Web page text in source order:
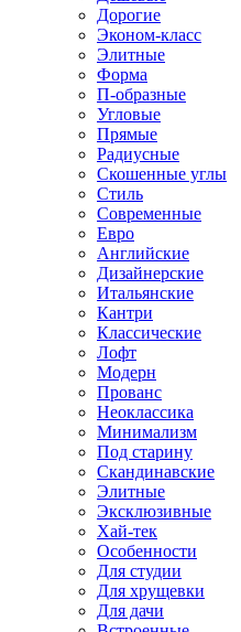
Дорогие
Эконом-класс
Элитные
Форма
П-образные
Угловые
Прямые
Радиусные
Скошенные углы
Стиль
Современные
Евро
Английские
Дизайнерские
Итальянские
Кантри
Классические
Лофт
Модерн
Прованс
Неоклассика
Минимализм
Под старину
Скандинавские
Элитные
Эксклюзивные
Хай-тек
Особенности
Для студии
Для хрущевки
Для дачи